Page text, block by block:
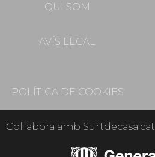
QUI SOM
AVÍS LEGAL
POLÍTICA DE COOKIES
Col·labora amb Surtdecasa.cat